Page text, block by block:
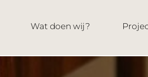
Wat doen wij?